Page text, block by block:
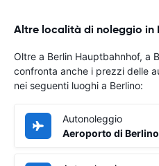
Altre località di noleggio in
Oltre a Berlin Hauptbahnhof, a
confronta anche i prezzi delle
nei seguenti luoghi a Berlino:
Autonoleggio
Aeroporto di